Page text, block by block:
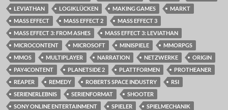
LEVIATHAN
LOGIKLÜCKEN MAKING GAMES
MARKT
MASS EFFECT
MASS EFFECT 2
MASS EFFECT 3
MASS EFFECT 3: FROM ASHES
MASS EFFECT 3: LEVIATHAN
MICROCONTENT
MICROSOFT MINISPIELE
MMORPGS
MMOS
MULTIPLAYER NARRATION NETZWERKE
ORIGIN
PAY4CONTENT
PLANETSIDE 2 PLATTFORMEN
PROTHEANER
REAPER
REMEDY ROBERTS SPACE INDUSTRY
RSI
SERIENERLEBNIS
SERIENFORMAT
SHOOTER
SONY ONLINE ENTERTAINMENT
SPIELER
SPIELMECHANIK